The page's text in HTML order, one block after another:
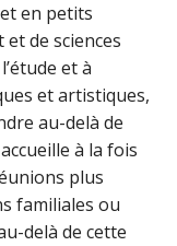
en petits
et de sciences
et à
et artistiques,
au-delà de
à la fois
plus
familiales ou
delà de cette